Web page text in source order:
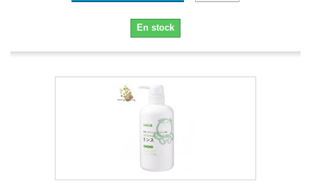
En stock